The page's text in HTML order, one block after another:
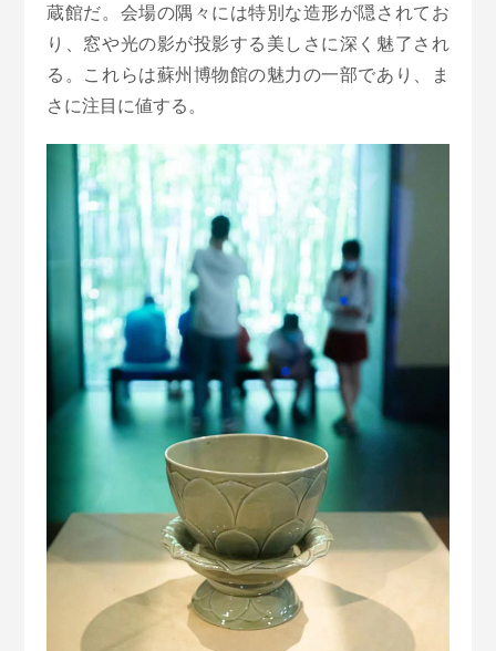
蔵館だ。会場の隅々には特別な造形が隠されてお
り、窓や光の影が投影する美しさに深く魅了され
る。これらは蘇州博物館の魅力の一部であり、ま
さに注目に値する。